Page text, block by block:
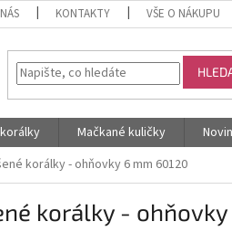
KONTAKTY VŠE O NÁKUPU
Mačkané kuličky
korálky - ohňovky 6 mm 60120
korálky -